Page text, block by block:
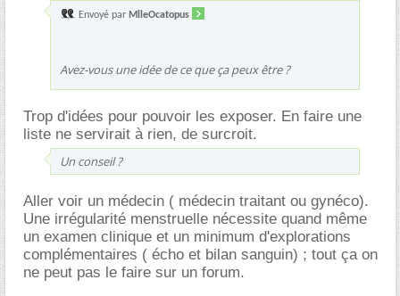
Envoyé par MlleOcatopus
Avez-vous une idée de ce que ça peux être ?
Trop d'idées pour pouvoir les exposer. En faire une
liste ne servirait à rien, de surcroit.
Un conseil ?
Aller voir un médecin ( médecin traitant ou gynéco).
Une irrégularité menstruelle nécessite quand même
un examen clinique et un minimum d'explorations
complémentaires ( écho et bilan sanguin) ; tout ça on
ne peut pas le faire sur un forum.